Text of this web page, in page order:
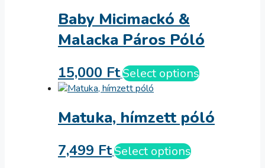
Baby Micimackó &
Malacka Páros Póló
15,000 FtSelect options
Matuka, hímzett póló
7,499 FtSelect options